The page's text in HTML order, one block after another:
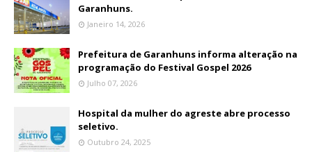
Garanhuns.
Janeiro 14, 2026
Prefeitura de Garanhuns informa alteração na
programação do Festival Gospel 2026
Julho 07, 2026
Hospital da mulher do agreste abre processo
seletivo.
Outubro 24, 2025